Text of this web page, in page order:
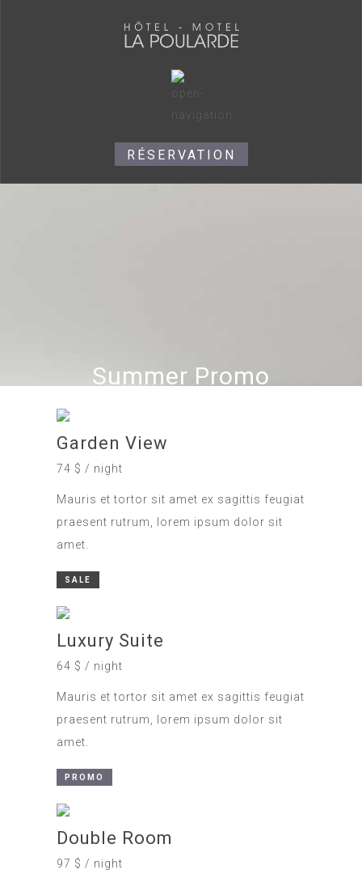
RÉSERVATION
Summer Promo
Garden View
74 $ / night
Mauris et tortor sit amet ex sagittis feugiat
praesent rutrum, lorem ipsum dolor sit
amet.
SALE
Luxury Suite
64 $ / night
Mauris et tortor sit amet ex sagittis feugiat
praesent rutrum, lorem ipsum dolor sit
amet.
PROMO
Double Room
97 $ / night